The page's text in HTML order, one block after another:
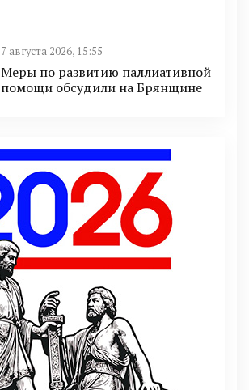
7 августа 2026, 15:55
Меры по развитию паллиативной
помощи обсудили на Брянщине